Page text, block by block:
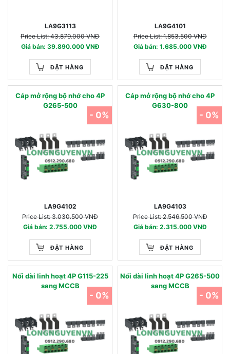
LA9G3113
Price List: 43.879.000 VNĐ
Giá bán: 39.890.000 VNĐ
ĐẶT HÀNG
LA9G4101
Price List: 1.853.500 VNĐ
Giá bán: 1.685.000 VNĐ
ĐẶT HÀNG
Cáp mở rộng bộ nhớ cho 4P
G265-500
LA9G4102
Price List: 3.030.500 VNĐ
Giá bán: 2.755.000 VNĐ
ĐẶT HÀNG
- 0%
Cáp mở rộng bộ nhớ cho 4P
G630-800
LA9G4103
Price List: 2.546.500 VNĐ
Giá bán: 2.315.000 VNĐ
ĐẶT HÀNG
- 0%
Nối dài linh hoạt 4P G115-225
sang MCCB
- 0%
Nối dài linh hoạt 4P G265-500
sang MCCB
- 0%